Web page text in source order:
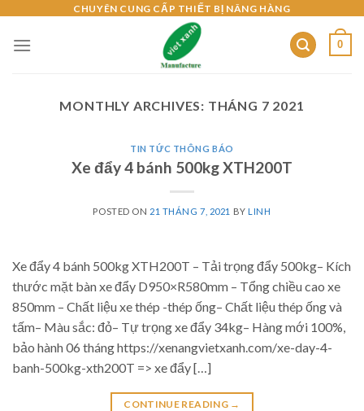
content
CHUYÊN CUNG CẤP THIẾT BỊ NÂNG HÀNG
0
MONTHLY ARCHIVES: THÁNG 7 2021
TIN TỨC THÔNG BÁO
Xe đẩy 4 bánh 500kg XTH200T
POSTED ON 21 THÁNG 7, 2021 BYLINH
Xe đẩy 4 bánh 500kg XTH200T – Tải trọng đẩy 500kg– Kích
thước mặt bàn xe đẩy D950×R580mm – Tổng chiều cao xe
850mm – Chất liệu xe thép -thép ống– Chất liệu thép ống và
tấm– Màu sắc: đỏ– Tự trọng xe đẩy 34kg– Hàng mới 100%,
bảo hành 06 tháng https://xenangvietxanh.com/xe-day-4-
banh-500kg-xth200T => xe đẩy […]
CONTINUE READING →